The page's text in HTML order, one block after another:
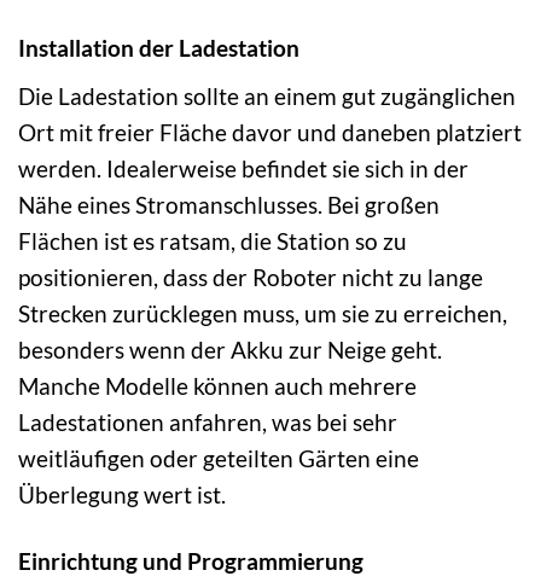
Installation der Ladestation
Die Ladestation sollte an einem gut zugänglichen
Ort mit freier Fläche davor und daneben platziert
werden. Idealerweise befindet sie sich in der
Nähe eines Stromanschlusses. Bei großen
Flächen ist es ratsam, die Station so zu
positionieren, dass der Roboter nicht zu lange
Strecken zurücklegen muss, um sie zu erreichen,
besonders wenn der Akku zur Neige geht.
Manche Modelle können auch mehrere
Ladestationen anfahren, was bei sehr
weitläufigen oder geteilten Gärten eine
Überlegung wert ist.
Einrichtung und Programmierung